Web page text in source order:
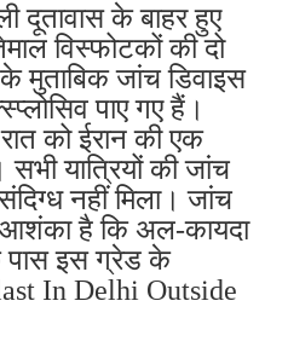
दूतावास के बाहर हुए
विस्फोटकों की दो
मुताबिक जांच डिवाइस
पाए गए हैं।
को ईरान की एक
यात्रियों की जांच
नहीं मिला। जांच
आशंका है कि अल-कायदा
पास इस ग्रेड के
In Delhi Outside